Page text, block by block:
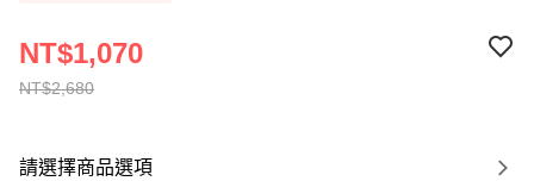
NT$2,680
NT$1,070
請選擇商品選項